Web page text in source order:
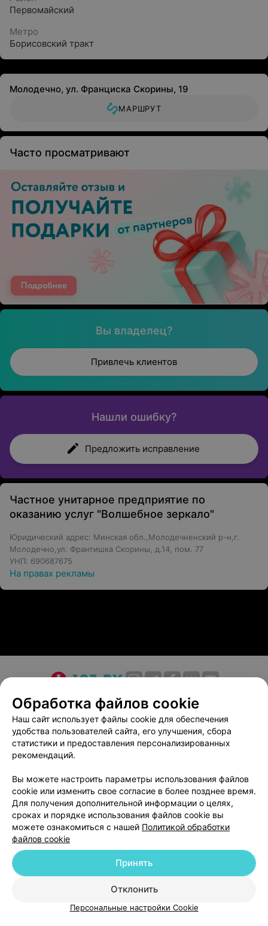
Первомайский
Метро
Борисовский тракт
Молодечно, ул. Франциска Скорины, 19
МАРШРУТ
Часто просматривают
Вы владелец?
Привлечь клиентов
Нашли ошибку?
Предложить исправление
Частное унитарное предприятие по
оказанию услуг "Волшебное зеркало"
Юридический адрес: Минская обл.,Молодечненский р-н,г.
Молодечно,ул. Франтишка Скорины, д.14, пом. 77
УНП: 690687675
На правах рекламы
О проекте Новости проекта
Размещение рекламы
Медицинский маркетинг
Публичный договор
Пользовательское соглашение
Способы оплаты
Вакансии
Партнеры
Написать в поддержку
Персональные настройки cookie
Обработка персональных данных
г. Минск, улица Толбухина, 2, пом. 16 | help@103.by
ВЫ ВЛАДЕЛЕЦ?
Обработка файлов cookie
Наш сайт использует файлы cookie для обеспечения
удобства пользователей сайта, его улучшения, сбора
статистики и предоставления персонализированных
рекомендаций.
Вы можете настроить параметры использования файлов
cookie или изменить свое согласие в более позднее время.
Для получения дополнительной информации о целях,
сроках и порядке использования файлов cookie вы
можете ознакомиться с нашей Политикой обработки
файлов cookie
Отклонить
Принять
Персональные настройки Cookie